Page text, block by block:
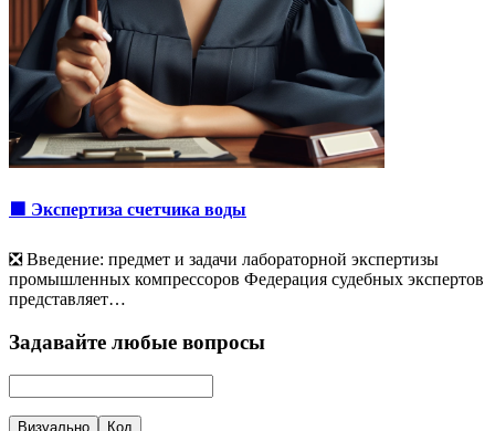
🟩 Экспертиза счетчика воды
❎ Введение: предмет и задачи лабораторной экспертизы
промышленных компрессоров Федерация судебных экспертов
представляет…
Задавайте любые вопросы
Визуально Код